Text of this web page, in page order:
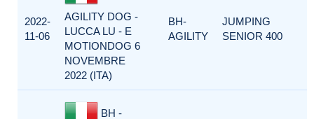
2022-
11-06
AGILITY DOG -
LUCCA LU - E
MOTIONDOG 6
NOVEMBRE
2022 (ITA)
BH-
AGILITY
JUMPING
SENIOR 400
BH -